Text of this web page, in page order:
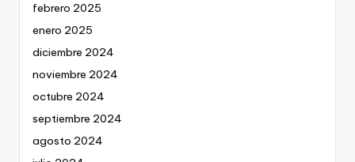
febrero 2025
enero 2025
diciembre 2024
noviembre 2024
octubre 2024
septiembre 2024
agosto 2024